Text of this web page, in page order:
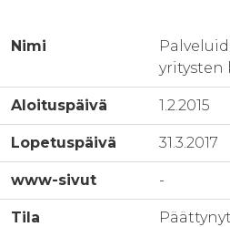
Nimi
yritysten
Aloituspäivä 1.2.2015
Lopetuspäivä 31.3.2017
www-sivut -
Tila Päättynyt